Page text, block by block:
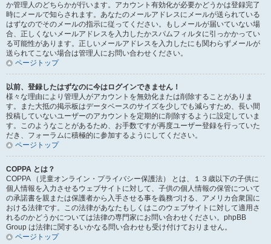
か管理人のどちらかが行います。アカウント有効化が必要かどうかは登録完了
時にメールで知らされます。あなたのメールアドレスにメールが送られている
はずなのでそのメールの指示に従ってください。もしメールが届いていない場
合、正しくないメールアドレスを入力したかスパムフィルタに引っかかってい
る可能性があります。正しいメールアドレスを入力したにも関わらずメールが
送られてこない場合は管理人にお問い合わせください。
ページトップ
以前、登録したはずなのに今はログインできません！
様々な理由により管理人がアカウントを無効化または削除することがありま
す。また大抵の掲示板はデータベースのサイズを少しでも減らすため、長い間
投稿していないユーザーのアカウントを定期的に削除するように設定していま
す。このようなことがあるため、お手数ですが再度ユーザー登録を行っていた
だき、フォーラムに積極的に参加するようにしてください。
ページトップ
COPPA とは？
COPPA （児童オンライン・プライバシー保護法） とは、１３歳以下の子供に
個人情報を入力させるウェブサイトに対して、子供の個人情報の保管について
の承諾書を親または保護者から入手させる事を義務づける、アメリカ合衆国に
おける法律です。この法律があなたもしくはこのウェブサイトに対して適用さ
れるのかどうかについては法律の専門家にお問い合わせください。phpBB
Group は法律に関するいかなる問い合わせも受け付けておりません。
ページトップ